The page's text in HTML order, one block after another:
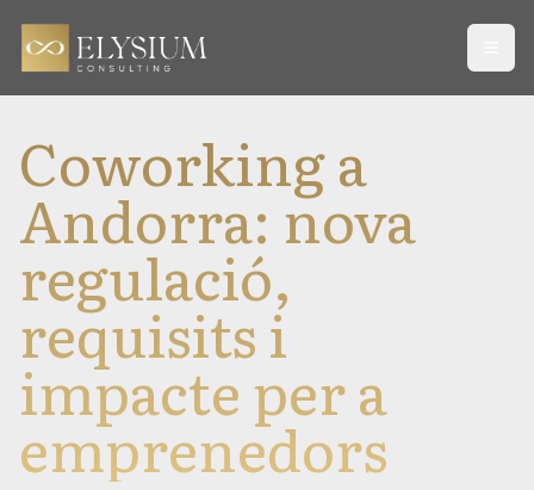
Coworking a
Andorra: nova
regulació,
requisits i
impacte per a
emprenedors